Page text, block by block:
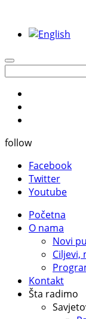
follow
Facebook
Twitter
Youtube
Početna
O nama
Novi
Ciljevi,
Kontakt
Šta radimo